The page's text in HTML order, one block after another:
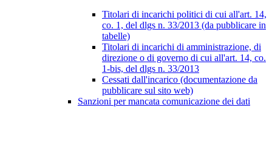
Titolari di incarichi politici di cui all'art. 14,
co. 1, del dlgs n. 33/2013 (da pubblicare in
tabelle)
Titolari di incarichi di amministrazione, di
direzione o di governo di cui all'art. 14, co.
1-bis, del dlgs n. 33/2013
Cessati dall'incarico (documentazione da
pubblicare sul sito web)
Sanzioni per mancata comunicazione dei dati